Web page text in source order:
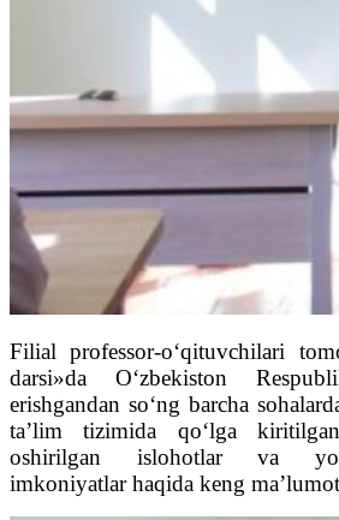
Filial professor-o‘qituvchilari
darsi»da O‘zbekiston
erishgandan so‘ng barcha
ta’lim tizimida qo‘lga
oshirilgan islohotlar va
imkoniyatlar haqida keng